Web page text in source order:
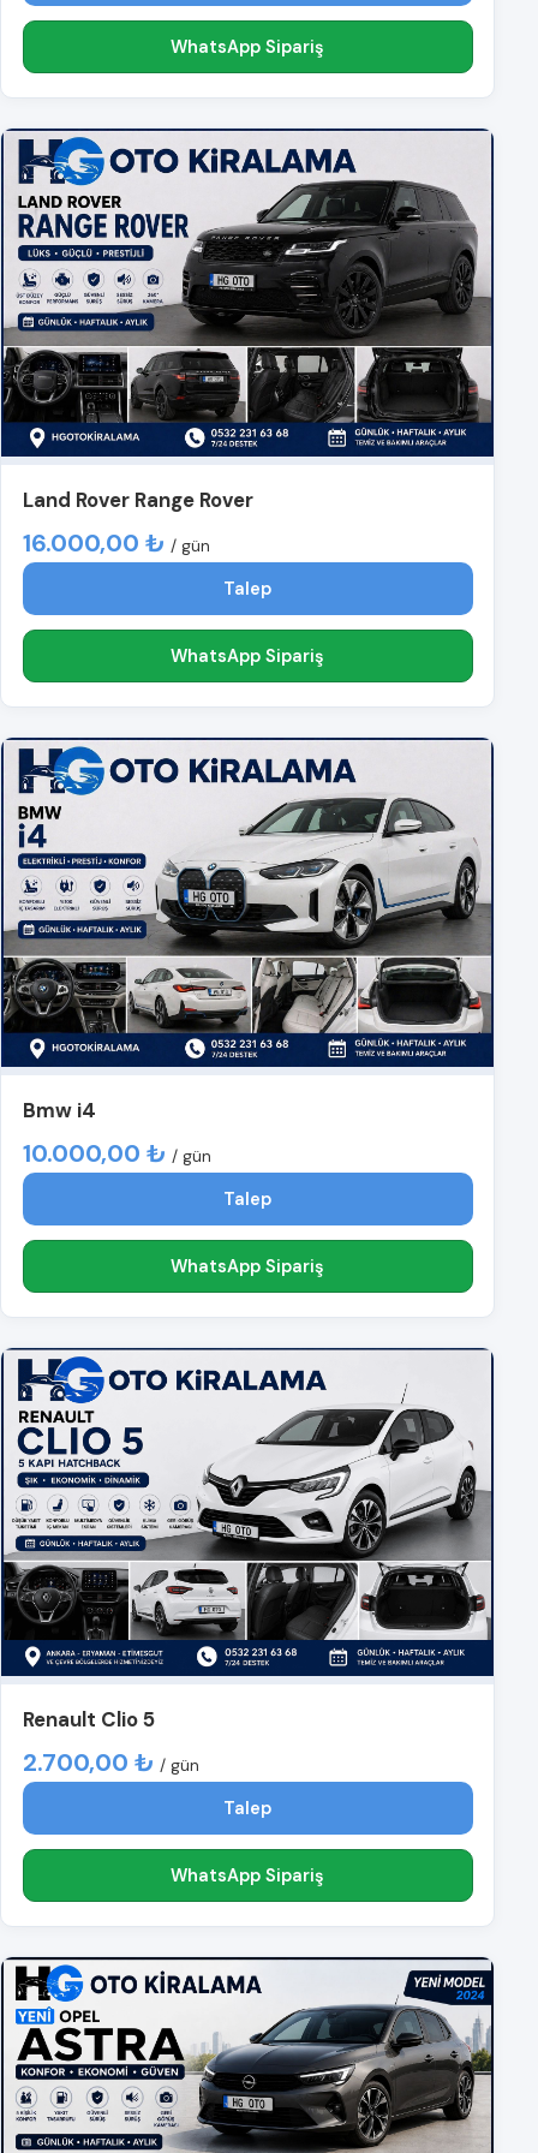
WhatsApp Sipariş
Land Rover Range Rover
16.000,00 ₺ / gün
Talep
WhatsApp Sipariş
Bmw i4
10.000,00 ₺ / gün
Talep
WhatsApp Sipariş
Renault Clio 5
2.700,00 ₺ / gün
Talep
WhatsApp Sipariş